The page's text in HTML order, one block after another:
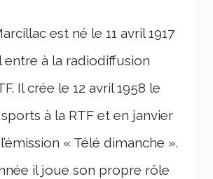
est né le 11 avril 1917
entre à la radiodiffusion
Il crée le 12 avril 1958 le
à la RTF et en janvier
« Télé dimanche ».
il joue son propre rôle